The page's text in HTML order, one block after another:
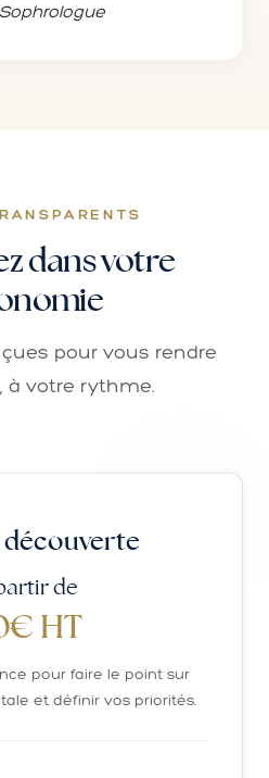
Sophrologue
dans votre
pour vous rendre
à votre rythme.
découverte
de
HT
pour faire le point sur
et définir vos priorités.